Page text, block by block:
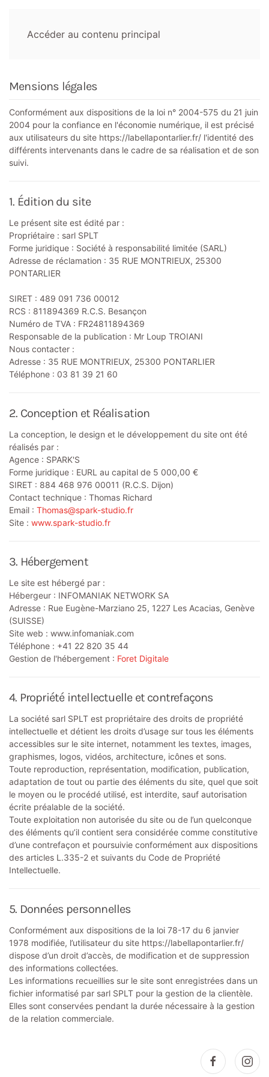
Accéder au contenu principal
Mensions légales
Conformément aux dispositions de la loi n° 2004-575 du 21 juin
2004 pour la confiance en l'économie numérique, il est précisé
aux utilisateurs du site https://labellapontarlier.fr/ l'identité des
différents intervenants dans le cadre de sa réalisation et de son
suivi.
1. Édition du site
Le présent site est édité par :
Propriétaire : sarl SPLT
Forme juridique : Société à responsabilité limitée (SARL)
Adresse de réclamation : 35 RUE MONTRIEUX, 25300
PONTARLIER
SIRET : 489 091 736 00012
RCS : 811894369 R.C.S. Besançon
Numéro de TVA : FR24811894369
Responsable de la publication : Mr Loup TROIANI
Nous contacter :
Adresse : 35 RUE MONTRIEUX, 25300 PONTARLIER
Téléphone : 03 81 39 21 60
2. Conception et Réalisation
La conception, le design et le développement du site ont été
réalisés par :
Agence : SPARK'S
Forme juridique : EURL au capital de 5 000,00 €
SIRET : 884 468 976 00011 (R.C.S. Dijon)
Contact technique : Thomas Richard
Email : Thomas@spark-studio.fr
Site : www.spark-studio.fr
3. Hébergement
Le site est hébergé par :
Hébergeur : INFOMANIAK NETWORK SA
Adresse : Rue Eugène-Marziano 25, 1227 Les Acacias, Genève
(SUISSE)
Site web : www.infomaniak.com
Téléphone : +41 22 820 35 44
Gestion de l'hébergement : Foret Digitale
4. Propriété intellectuelle et contrefaçons
La société sarl SPLT est propriétaire des droits de propriété
intellectuelle et détient les droits d’usage sur tous les éléments
accessibles sur le site internet, notamment les textes, images,
graphismes, logos, vidéos, architecture, icônes et sons.
Toute reproduction, représentation, modification, publication,
adaptation de tout ou partie des éléments du site, quel que soit
le moyen ou le procédé utilisé, est interdite, sauf autorisation
écrite préalable de la société.
Toute exploitation non autorisée du site ou de l’un quelconque
des éléments qu’il contient sera considérée comme constitutive
d’une contrefaçon et poursuivie conformément aux dispositions
des articles L.335-2 et suivants du Code de Propriété
Intellectuelle.
5. Données personnelles
Conformément aux dispositions de la loi 78-17 du 6 janvier
1978 modifiée, l’utilisateur du site https://labellapontarlier.fr/
dispose d’un droit d’accès, de modification et de suppression
des informations collectées.
Les informations recueillies sur le site sont enregistrées dans un
fichier informatisé par sarl SPLT pour la gestion de la clientèle.
Elles sont conservées pendant la durée nécessaire à la gestion
de la relation commerciale.